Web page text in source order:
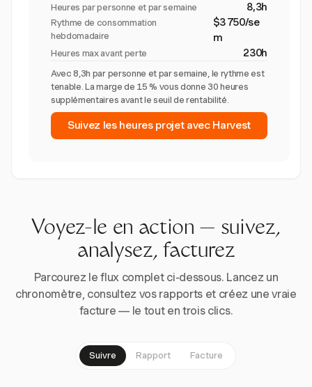
Heures par personne et par semaine 8,3h
Rythme de consommation
hebdomadaire
$3 750/se
m
Heures max avant perte 230h
Avec 8,3h par personne et par semaine, le rythme est
tenable. La marge de 15 % vous donne 30 heures
supplémentaires avant le seuil de rentabilité.
Suivez les heures projet avec Harvest
Voyez-le en action — suivez,
analysez, facturez
Parcourez le flux complet ci-dessous. Lancez un
chronomètre, consultez vos rapports et créez une vraie
facture — le tout en trois clics.
Suivre Rapport Facture